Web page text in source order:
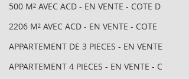
500 M² AVEC ACD - EN VENTE - COTE D
2206 M² AVEC ACD - EN VENTE - COTE
APPARTEMENT DE 3 PIECES - EN VENTE
APPARTEMENT 4 PIECES - EN VENTE - C